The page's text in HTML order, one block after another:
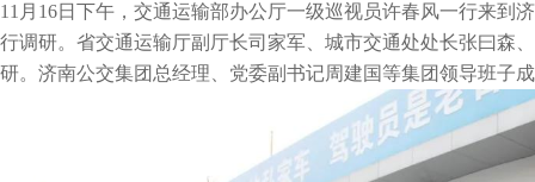
11月16日下午，交通运输部办公厅一级巡视员许春风一行来到
行调研。省交通运输厅副厅长司家军、城市交通处处长张曰森
研。济南公交集团总经理、党委副书记周建国等集团领导班子